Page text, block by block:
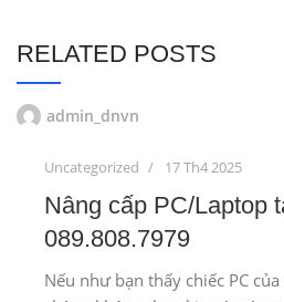
RELATED POSTS
admin_dnvn
Uncategorized 17 Th4 2025
Nâng cấp PC/Laptop
089.808.7979
Nếu như bạn thấy chiếc PC